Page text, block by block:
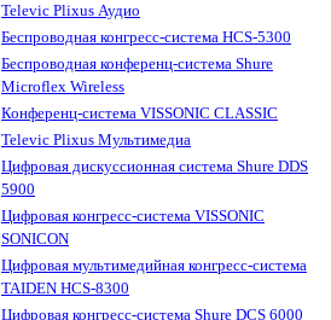
Televic Plixus Аудио
Беспроводная конгресс-система HCS-5300
Беспроводная конференц-система Shure
Microflex Wireless
Конференц-система VISSONIC CLASSIC
Televic Plixus Мультимедиа
Цифровая дискуссионная система Shure DDS
5900
Цифровая конгресс-система VISSONIC
SONICON
Цифровая мультимедийная конгресс-система
TAIDEN HCS-8300
Цифровая конгресс-система Shure DCS 6000